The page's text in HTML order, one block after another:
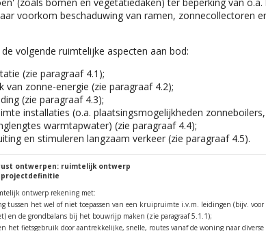
voorkom beschaduwing van ramen, zonnecollectoren
volgende ruimtelijke aspecten aan bod:
(zie paragraaf 4.1);
van zonne-energie (zie paragraaf 4.2);
(zie paragraaf 4.3);
installaties (o.a. plaatsingsmogelijkheden zonneboilers,
warmtapwater) (zie paragraaf 4.4);
en stimuleren langzaam verkeer (zie paragraaf 4.5).
ontwerpen: ruimtelijk ontwerp
ontwerp rekening met:
tussen het wel of niet toepassen van een kruipruimte i.v.m. leidingen (bijv. voor
en de grondbalans bij het bouwrijp maken (zie paragraaf 5.1.1);
het fietsgebruik door aantrekkelijke, snelle, routes vanaf de woning naar diverse